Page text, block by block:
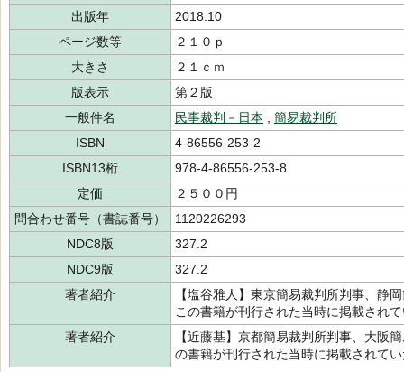
出版年
2018.10
ページ数等
２１０ｐ
大きさ
２１ｃｍ
版表示
第２版
一般件名
民事裁判－日本
簡易裁判所
ISBN
4-86556-253-2
ISBN13桁
978-4-86556-253-8
定価
２５００円
問合わせ番号（書誌番号）
1120226293
NDC8版
327.2
NDC9版
327.2
著者紹介
【塩谷雅人】東京簡易裁判所判事、静
この書籍が刊行された当時に掲載され
著者紹介
【近藤基】京都簡易裁判所判事、大阪
の書籍が刊行された当時に掲載されて